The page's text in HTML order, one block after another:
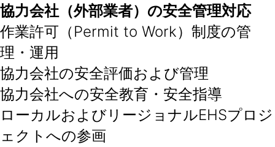
協力会社（外部業者）の安全管理対応
作業許可（Permit to Work）制度の管
理・運用
協力会社の安全評価および管理
協力会社への安全教育・安全指導
ローカルおよびリージョナルEHSプロジ
ェクトへの参画